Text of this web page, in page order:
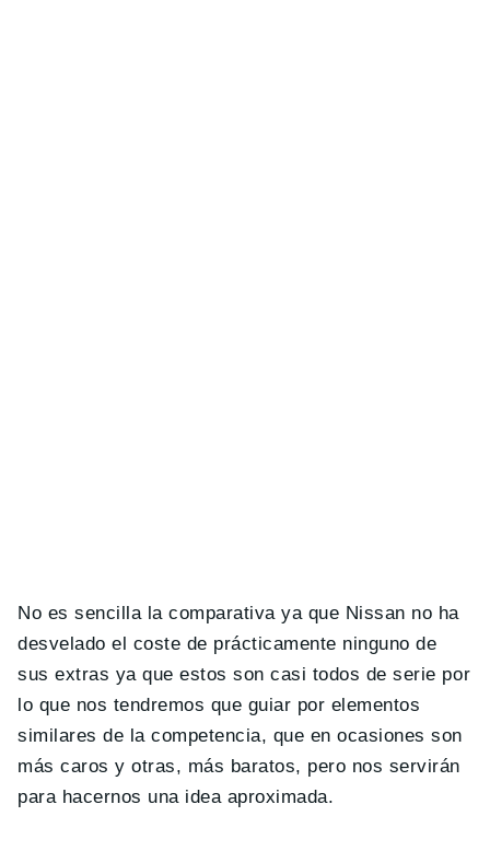
No es sencilla la comparativa ya que Nissan no ha
desvelado el coste de prácticamente ninguno de
sus extras ya que estos son casi todos de serie por
lo que nos tendremos que guiar por elementos
similares de la competencia, que en ocasiones son
más caros y otras, más baratos, pero nos servirán
para hacernos una idea aproximada.